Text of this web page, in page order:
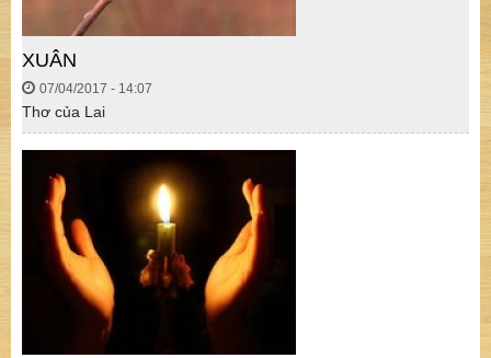
XUÂN
07/04/2017 - 14:07
Thơ của Lai